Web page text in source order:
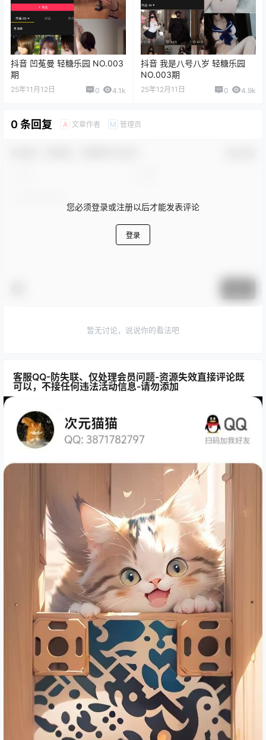
抖音 凹菟曼 轻糖乐园 NO.003
期
25年11月12日 0 4.1k
抖音 我是八号八岁 轻糖乐园
NO.003期
25年12月11日 0 4.9k
0 条回复 A 文章作者 M 管理员
您必须登录或注册以后才能发表评论
登录
暂无讨论，说说你的看法吧
客服QQ-防失联、仅处理会员问题-资源失效直接评论既
可以，不接任何违法活动信息-请勿添加